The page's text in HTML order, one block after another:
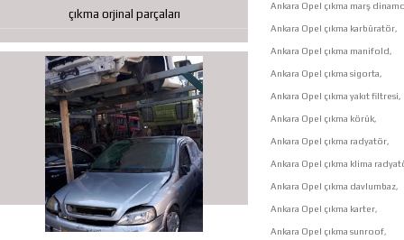
çıkma orjinal parçaları
Ankara Opel çıkma marş
Ankara Opel çıkma karbüratör,
Ankara Opel çıkma manifold,
Ankara Opel çıkma sigorta,
Ankara Opel çıkma yakıt filtresi,
Ankara Opel çıkma körük,
Ankara Opel çıkma radyatör,
Ankara Opel çıkma klima
Ankara Opel çıkma davlumbaz,
Ankara Opel çıkma karter,
Ankara Opel çıkma sunroof,